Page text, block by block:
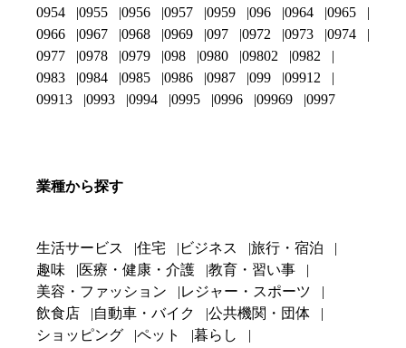
0954
0955 0956 0957 0959 096 0964
0965
0966
0967 0968 0969 097 0972 0973
0974
0977
0978 0979 098 0980 09802
0982
0983
0984 0985 0986 0987 099
09912
09913
0993 0994 0995 0996 09969 0997
業種から探す
生活サービス 住宅 ビジネス
旅行・宿泊
趣味
医療・健康・介護
教育・習い事
美容・ファッション
レジャー・スポーツ
飲食店
自動車・バイク
公共機関・団体
ショッピング
ペット
暮らし